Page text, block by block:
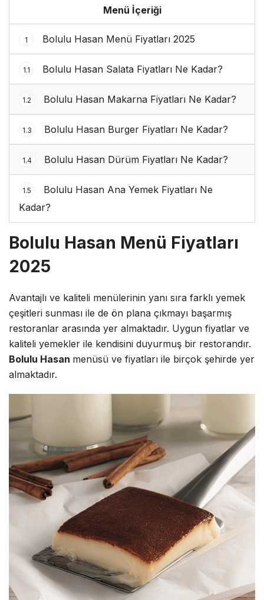
Menü İçeriği
1 Bolulu Hasan Menü Fiyatları 2025
1.1 Bolulu Hasan Salata Fiyatları Ne Kadar?
1.2 Bolulu Hasan Makarna Fiyatları Ne Kadar?
1.3 Bolulu Hasan Burger Fiyatları Ne Kadar?
1.4 Bolulu Hasan Dürüm Fiyatları Ne Kadar?
1.5
Bolulu Hasan Ana Yemek Fiyatları Ne
Kadar?
Bolulu Hasan Menü Fiyatları
2025
Avantajlı ve kaliteli menülerinin yanı sıra farklı yemek
çeşitleri sunması ile de ön plana çıkmayı başarmış
restoranlar arasında yer almaktadır. Uygun fiyatlar ve
kaliteli yemekler ile kendisini duyurmuş bir restorandır.
Bolulu Hasan menüsü ve fiyatları ile birçok şehirde yer
almaktadır.